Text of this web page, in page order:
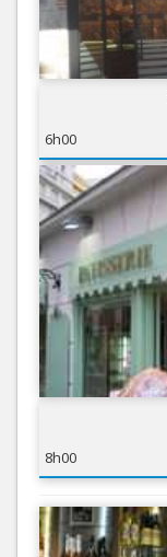
6h00
8h00